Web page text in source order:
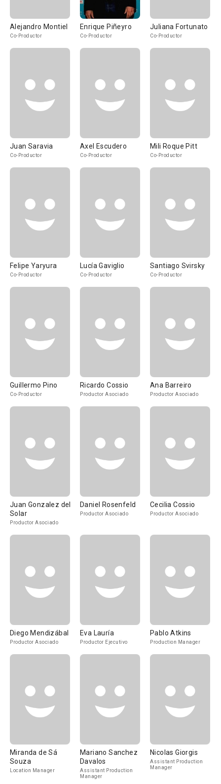
Alejandro Montiel
Co-Productor
Enrique Piñeyro
Co-Productor
Juliana Fortunato
Co-Productor
Juan Saravia
Co-Productor
Axel Escudero
Co-Productor
Mili Roque Pitt
Co-Productor
Felipe Yaryura
Co-Productor
Lucía Gaviglio
Co-Productor
Santiago Svirsky
Co-Productor
Guillermo Pino
Co-Productor
Ricardo Cossio
Productor Asociado
Ana Barreiro
Productor Asociado
Juan Gonzalez del
Solar
Productor Asociado
Daniel Rosenfeld
Productor Asociado
Cecilia Cossio
Productor Asociado
Diego Mendizábal
Productor Asociado
Eva Lauría
Productor Ejecutivo
Pablo Atkins
Production Manager
Miranda de Sá
Souza
Location Manager
Mariano Sanchez
Davalos
Assistant Production
Manager
Nicolas Giorgis
Assistant Production
Manager